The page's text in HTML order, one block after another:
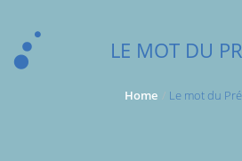
LE MOT DU
Home Le mot du